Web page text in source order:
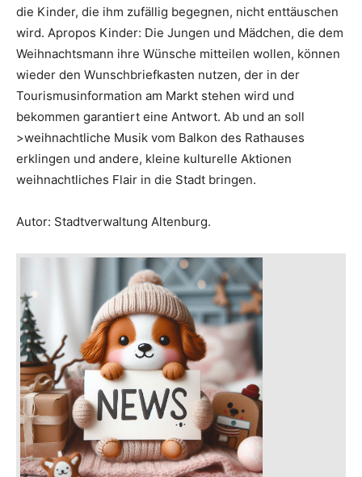
die Kinder, die ihm zufällig begegnen, nicht enttäuschen
wird. Apropos Kinder: Die Jungen und Mädchen, die dem
Weihnachtsmann ihre Wünsche mitteilen wollen, können
wieder den Wunschbriefkasten nutzen, der in der
Tourismusinformation am Markt stehen wird und
bekommen garantiert eine Antwort. Ab und an soll
>weihnachtliche Musik vom Balkon des Rathauses
erklingen und andere, kleine kulturelle Aktionen
weihnachtliches Flair in die Stadt bringen.
Autor: Stadtverwaltung Altenburg.